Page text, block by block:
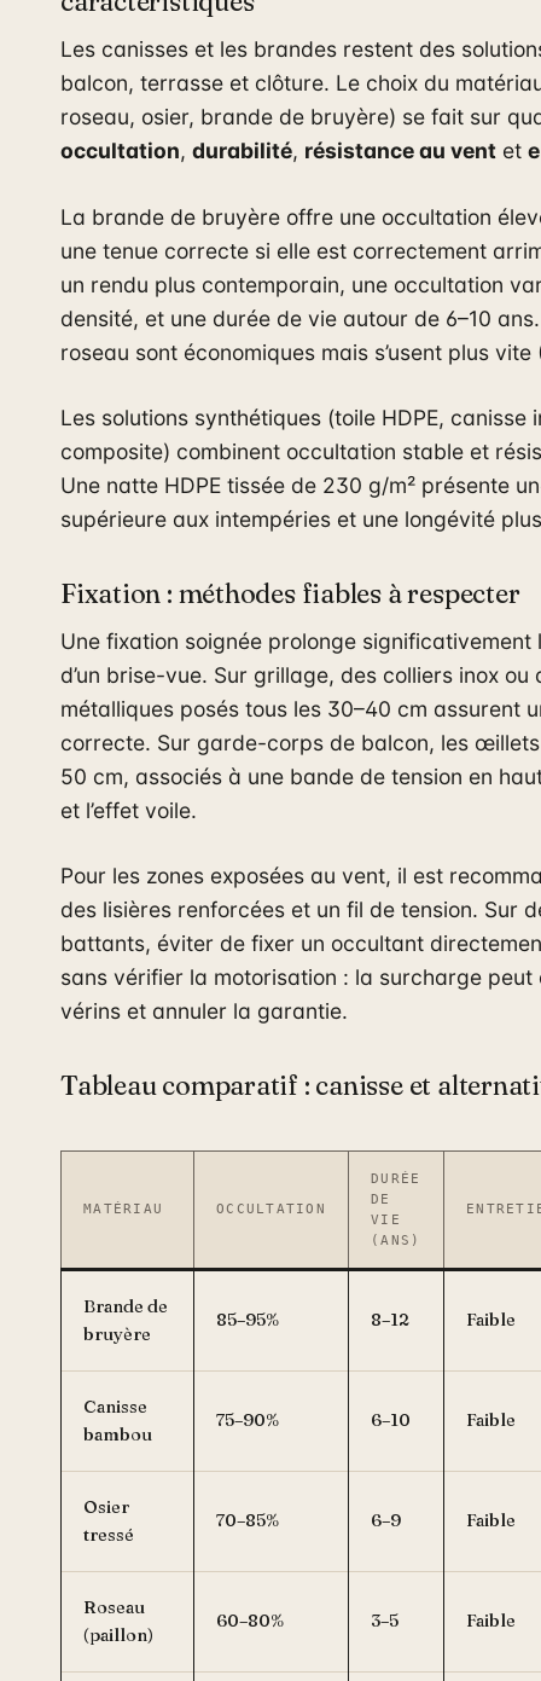
Les canisses et les brandes restent des
balcon, terrasse et clôture. Le choix du
roseau, osier, brande de bruyère) se fait sur
occultation, durabilité, résistance au vent et
La brande de bruyère offre une occultation
une tenue correcte si elle est correctement
un rendu plus contemporain, une occultation
densité, et une durée de vie autour de 6–10
roseau sont économiques mais s’usent plus vite
Les solutions synthétiques (toile HDPE, canisse
composite) combinent occultation stable et
Une natte HDPE tissée de 230 g/m² présente
supérieure aux intempéries et une longévité
Fixation : méthodes fiables à respecter
Une fixation soignée prolonge significativement
d’un brise-vue. Sur grillage, des colliers inox ou
métalliques posés tous les 30–40 cm assurent
correcte. Sur garde-corps de balcon, les
50 cm, associés à une bande de tension en
et l’effet voile.
Pour les zones exposées au vent, il est
des lisières renforcées et un fil de tension. Sur
battants, éviter de fixer un occultant
sans vérifier la motorisation : la surcharge peut
vérins et annuler la garantie.
Tableau comparatif : canisse et
MATÉRIAU OCCULTATION
DURÉE
DE
VIE
(ANS)
Brande de
bruyère
85–95% 8–12 Faible
Canisse
bambou
75–90% 6–10 Faible
Osier
tressé
70–85% 6–9 Faible
Roseau
(paillon)
60–80% 3–5 Faible